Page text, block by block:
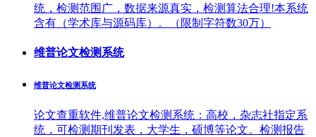
统，检测范围广，数据来源真实，检测算法合理!本系统
含有（学术库与源码库）。（限制字符数30万）
维普论文检测系统
维普论文检测系统
论文查重软件,维普论文检测系统：高校，杂志社指定系
统，可检测期刊发表，大学生，硕博等论文。检测报告